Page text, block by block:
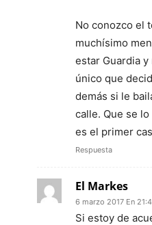
No conozco el
muchísimo
estar Guardia
único que
demás si le
calle. Que se
es el primer
Respuesta
El Markes
6 marzo 2017 En
Si estoy de